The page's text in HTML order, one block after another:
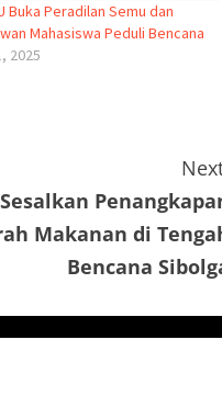
Buka Peradilan Semu dan
Mahasiswa Peduli Bencana
2025
Makanan di
Bencana